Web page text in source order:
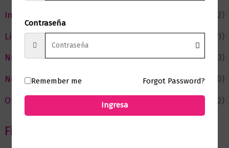
Infantil y Juvenil
(212)
Literatura
(371)
Negocios
(43)
Novedades
(110)
Ofertas
(12)
Filtrar por Autor
Contraseña
Remember me Forgot Password?
Ingresa